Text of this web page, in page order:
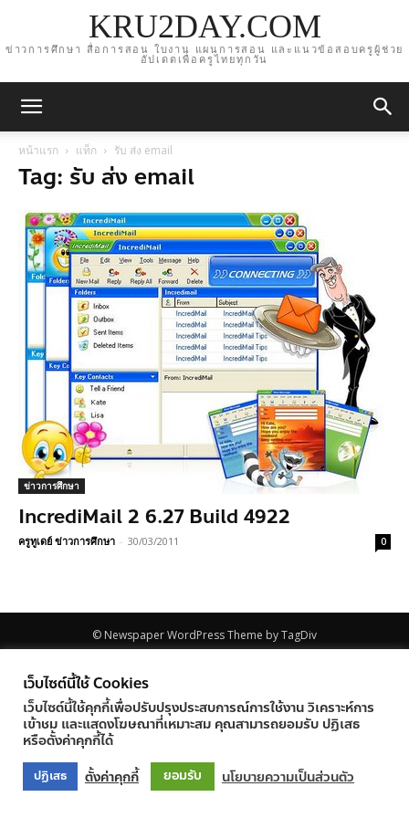
KRU2DAY.COM
ข่าวการศึกษา สื่อการสอน ใบงาน แผนการสอน และแนวข้อสอบครูผู้ช่วย
อัปเดตเพื่อครูไทยทุกวัน
หน้าแรก แท็ก รับ ส่ง email
Tag: รับ ส่ง email
ข่าวการศึกษา
IncrediMail 2 6.27 Build 4922
ครูทูเดย์ ข่าวการศึกษา - 30/03/2011 0
© Newspaper WordPress Theme by TagDiv
เว็บไซต์นี้ใช้ Cookies
เว็บไซต์นี้ใช้คุกกี้เพื่อปรับปรุงประสบการณ์การใช้งาน วิเคราะห์การ
เข้าชม และแสดงโฆษณาที่เหมาะสม คุณสามารถยอมรับ ปฏิเสธ
หรือตั้งค่าคุกกี้ได้
ปฏิเสธ ตั้งค่าคุกกี้ ยอมรับ นโยบายความเป็นส่วนตัว